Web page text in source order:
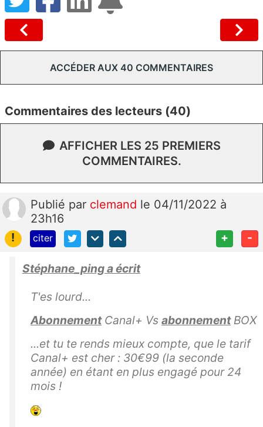
ACCÉDER AUX 40 COMMENTAIRES
Commentaires des lecteurs (40)
AFFICHER LES 25 PREMIERS
COMMENTAIRES.
Publié par clemand le 04/11/2022 à
23h16
!
citer + -
Stéphane_ping a écrit
T'es lourd...
AbonnementCanal+ Vs abonnementBOX
...et tu te rends mieux compte, que le tarif
Canal+ est cher : 30€99 (la seconde
année) en étant en plus engagé pour 24
mois !